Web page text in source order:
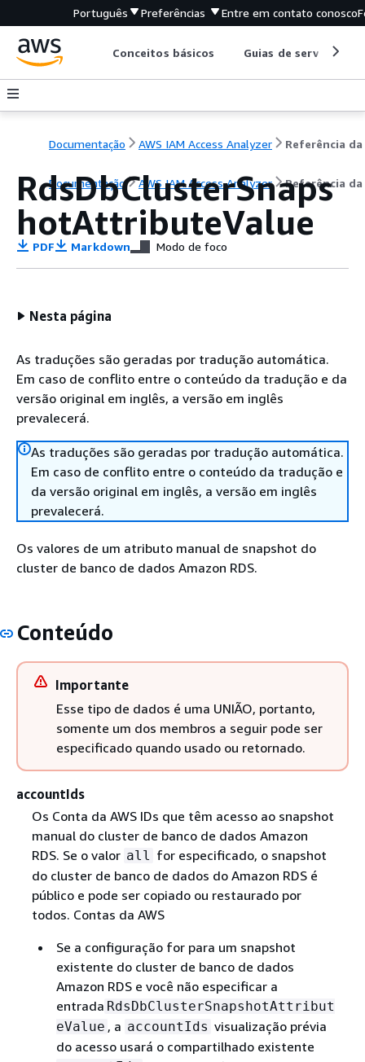
Português Preferências Entre em contato conosco
Conceitos básicos Guias de serviço
Documentação AWS IAM Access Analyzer
Documentação AWS IAM Access Analyzer Referência da
RdsDbClusterSnaps
hotAttributeValue
PDF Markdown Modo de foco
Nesta página
As traduções são geradas por tradução automática.
Em caso de conflito entre o conteúdo da tradução e da
versão original em inglês, a versão em inglês
prevalecerá.
As traduções são geradas por tradução automática.
Em caso de conflito entre o conteúdo da tradução e
da versão original em inglês, a versão em inglês
prevalecerá.
Os valores de um atributo manual de snapshot do
cluster de banco de dados Amazon RDS.
Conteúdo
Importante
Esse tipo de dados é uma UNIÃO, portanto,
somente um dos membros a seguir pode ser
especificado quando usado ou retornado.
accountIds
Os Conta da AWS IDs que têm acesso ao snapshot
manual do cluster de banco de dados Amazon
RDS. Se o valor all
for especificado, o snapshot
do cluster de banco de dados do Amazon RDS é
público e pode ser copiado ou restaurado por
todos. Contas da AWS
Se a configuração for para um snapshot
existente do cluster de banco de dados
Amazon RDS e você não especificar a
entrada RdsDbClusterSnapshotAttribut
eValue , a accountIds visualização prévia
do acesso usará o compartilhado existente